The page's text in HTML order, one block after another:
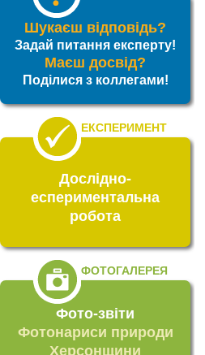
Шукаєш відповідь?
Задай питання експерту!
Маєш досвід?
Поділися з коллегами!
ЕКСПЕРИМЕНТ
Дослідно-
еспериментальна
робота
ФОТОГАЛЕРЕЯ
Фото-звіти
Фотонариси природи
Херсонщини